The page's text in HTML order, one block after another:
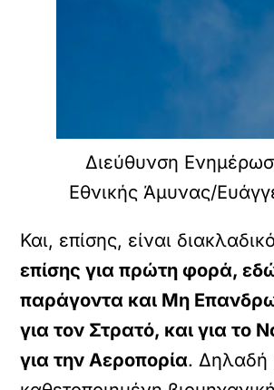
Διεύθυνση
Εθνικής Άμυνας/
Και, επίσης, είναι
επίσης για πρώτη φορά,
παράγοντα και Μη
για τον Στρατό, και για το
για την Αεροπορία. Δηλαδή